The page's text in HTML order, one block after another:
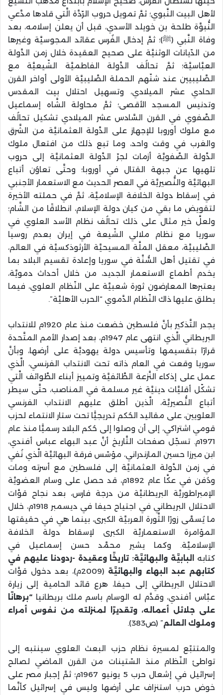
لأهل البيت النَّبوي؛ ثمَّ تمويل حروب الرّدَّة الَّتي قادها مدَّعي
النُّبوَّة طلحة بن خويلد الأسدي، قبل أن يعلن إسلامه، بعد
وفاة النَّبي (ﷺ)؛ ثمَّ إدخال الفُرس عقائد المجوسيَّة وغيرها
من الدّيانات الوثنيَّة على صحيح العقيدة خلال زمن الدَّولة
العبَّاسيَّة؛ ثمَّ تحالُف الدَّولة الفاطميَّة الشّيعيَّة مع
الصَّليبيين عند شنّهم الحملة الصَّليبيَّة الأولى أواخر القرن
الحادي عشر الميلادي، وتسهيل احتلال بيت المقدس
وتدنيس المسجد الأقصى؛ ثمَّ محاولة الشَّاه إسماعيل
الصَّفوي في القرن السَّادس عشر الميلادي تشكيل تحالُف
مع ملوك أوروبا للإجهاز على الدَّولة العثمانيَّة من الشَّرق
والغرب في وقت واحد، وما تبع ذلك من افتعال ملوك
الدَّولة الصَّفويَّة أزمات لجرّ الدَّولة العثمانيَّة إلى حروب
تلهيها عن جبهة القتال في أوروبا؛ وحتَّى تعاوُن أتباع
البهائيَّة والنُّصيريَّة في العصر الحديث مع الاستعمار الأجنبي
في إسقاط دولة الخلافة الإسلاميَّة، ثمَّ في حملته الأخيرة
لتقويض ما بقي من كيان دولة الإسلام، انطلاقًا من الشَّام؛
ولعلَّ خير مثال على ذلك تحالُف نظام الأسد العلوي في
سوريا مع نظام ملالي الشّيعة في إيران بعدم روسيا
الصَّليبيَّة، معقل الملَّة المسيحيَّة الأرثوذكسيَّة في العالم،
في تقتيل أهل السُّنَّة في سوريا وإعادة تقسيم البلاد بما
يخدم أطماع الاستعمار الجديد، من خلال أحداث دمويَّة،
يعتبرها المعارضون ثورة شعبيَّة على النّظام العلوي، فيما
يطلق عليها ذاك النّظام الدَّموي “الحرب الأهليَّة”.
يجدر التَّذكير بأنَّ فلسطين خضعت منذ عام 1920م للانتداب
البريطاني الَّذي انتهى عام 1947م، بعد إصدار الأمم المتَّحدة
قرارًا بتقسيمها وتأسيس دولة يهوديَّة على أرضها، وبأنَّ
سوريا وقعت في العام ذاته تحت الانتداب الفرنسي، الَّذي
عمل على إذكاء النَّزعة الطَّائفيَّة وتمييز أبناء الطَّوائف الَّتي
تشكّل أقليَّات دينيَّة غير مسلمة في المناصب، حتَّى سيطر
أتباع النُّصيريَّة، الَّذين أطلق عليهم الانتداب الفرنسي
العلويين، على مقاليد الحُكم تدريجيًّا تحت ستار الانتماء لحزب
قومي اشتراكي، إلى أن وصلوا إلى حُكم البلاد رسميًّا منذ عام
1971م. تسجّل صفحات التَّاريخ أنَّ عبد البهاء عباس أفندي،
ابن ميرزا حسين المازندراني، مؤسّس فرقة البهائيَّة الَّذي نُفي
في زمن الدَّولة العثمانيَّة إلى فلسطين مع أسرته ومات
ودُفن في عكَّا عام 1892م، قد حصل على وسام العضويَّة
الإمبراطوريَّة البريطانيَّة من درجة فارس، بعد نجاح قوَّات
الاحتلال البريطاني في اجتياح حيفا في ديسمبر 1918م، خلال
ما يُسمَّى زورًا الثَّورة العربيَّة الكبرى، بينما هي في حقيقتها
المؤامرة الاستعماريَّة الكبرى لإسقاط دولة الخلافة
الإسلاميَّة. وكما يشير محمَّد حسن إسماعيل في
كتابه
البابيَّة والبهائيَّة: تاريخًا وعقيدة -ردودنا عليهم في
كتابهم عبد البهاء والبهائيَّة
(2009م)، بعد دخول قوَّات
الاحتلال البريطاني إلى حيفا، هرع قائد الحامية إلى زيارة
عبَّاس أفندي، وقدَّم له الوسام باسم ملك بريطانيا “برهانًا
على جلائل أعماله، وتقديرًا لمنزلته من نفوس أمراء
وملوك العالم” (ص383).
والمتتبّع لمسيرة نظام حزب البعث العلوي سينتبه إلى
تواطئ النّظام منذ السّتينات من القرن الماضي لصالح
إسرائيل في إشعال حرب 5 يونيو 1967م؛ ثمَّ إجبار مصر على
خوض حرب استنزاف على أرضها وليس في إسرائيل كأنَّما